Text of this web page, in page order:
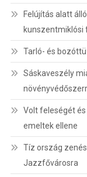
Felújítás alatt
kunszentmiklósi
Tarló- és
Sáskaveszély
Volt feleségét
emeltek ellene
Tíz ország
Jazzfővárosra